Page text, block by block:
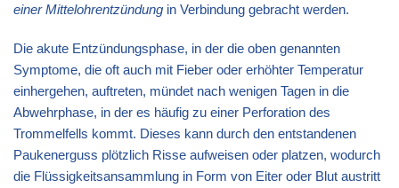
einer Mittelohrentzündung in Verbindung gebracht werden.
Die akute Entzündungsphase, in der die oben genannten
Symptome, die oft auch mit Fieber oder erhöhter Temperatur
einhergehen, auftreten, mündet nach wenigen Tagen in die
Abwehrphase, in der es häufig zu einer Perforation des
Trommelfells kommt. Dieses kann durch den entstandenen
Paukenerguss plötzlich Risse aufweisen oder platzen, wodurch
die Flüssigkeitsansammlung in Form von Eiter oder Blut austritt